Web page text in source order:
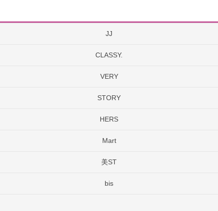
JJ
CLASSY.
VERY
STORY
HERS
Mart
美ST
bis